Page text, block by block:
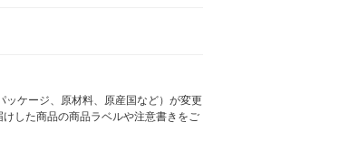
ケージ、原材料、原産国など）が変更
した商品の商品ラベルや注意書きをご